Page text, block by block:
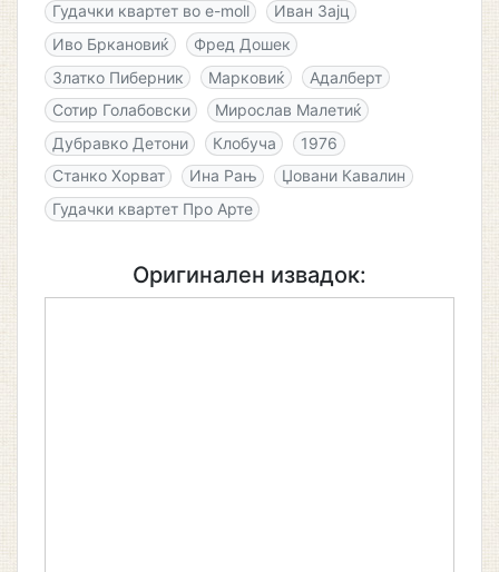
Гудачки квартет во e-moll
Иван Зајц
Иво Бркановиќ
Фред Дошек
Златко Пиберник
Марковиќ
Адалберт
Сотир Голабовски
Мирослав Малетиќ
Дубравко Детони
Клобуча
1976
Станко Хорват
Ина Рањ
Џовани Кавалин
Гудачки квартет Про Арте
Оригинален извадок: